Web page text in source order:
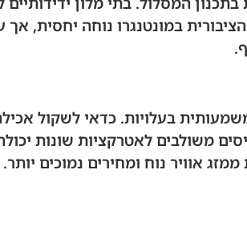
במונטנגרו נוחה יחסית,
בעלויות. כדאי לשקול
משולבים לאטרקציות שונות
אוויר נוח ומחירים נמוכים